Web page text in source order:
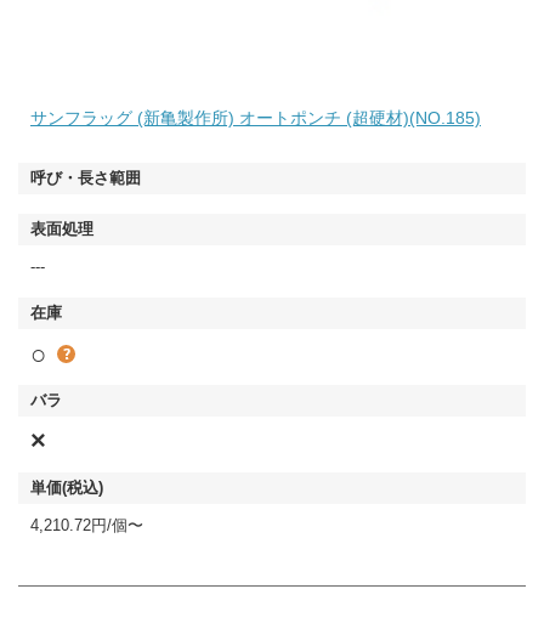
サンフラッグ (新亀製作所) オートポンチ (超硬材)(NO.185)
---
○
×
4,210.72円/個〜